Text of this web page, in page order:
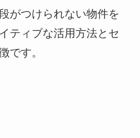
がつけられない物件を
ティブな活用方法とセ
です。